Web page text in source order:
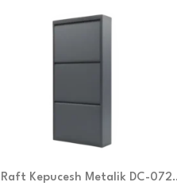
Raft Kepucesh Metalik DC-072